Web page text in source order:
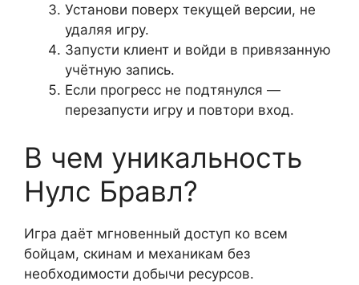
Установи поверх текущей версии, не
удаляя игру.
Запусти клиент и войди в привязанную
учётную запись.
Если прогресс не подтянулся —
перезапусти игру и повтори вход.
В чем уникальность
Нулс Бравл?
Игра даёт мгновенный доступ ко всем
бойцам, скинам и механикам без
необходимости добычи ресурсов.